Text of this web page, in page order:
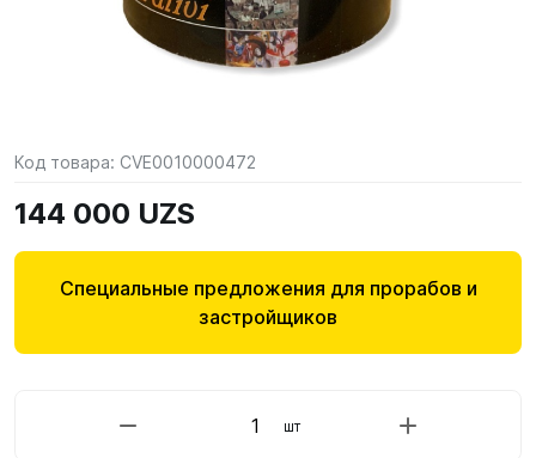
Код товара: CVE0010000472
144 000 UZS
Специальные предложения для прорабов и
застройщиков
шт